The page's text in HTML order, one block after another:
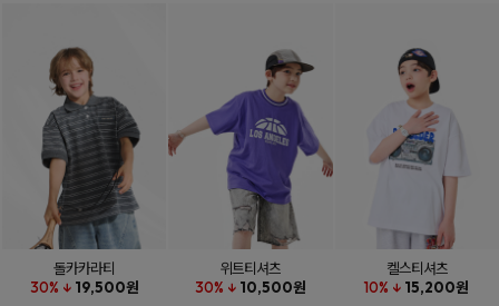
돌카카라티
30% ↓ 19,500원
위트티셔츠
30% ↓ 10,500원
켈스티셔츠
10% ↓ 15,200원